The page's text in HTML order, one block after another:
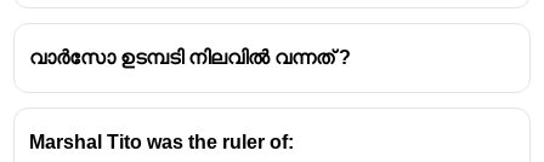
ലോകമഹായുദ്ധത്തിനുശേഷം അമേരിക്കൻ
ഐക്യനാടുകളും സോവിയറ്റ് യൂണിയനും
തമ്മിലുണ്ടായ പ്രത്യയശാസ്ത്രപരമായ
പിരിമുറുക്കങ്ങളെയും സൂചിപ്പിക്കാനാണ്.
വാർസോ ഉടമ്പടി നിലവിൽ വന്നത് ?
Marshal Tito was the ruler of: